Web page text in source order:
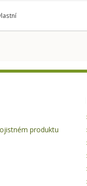
produktu